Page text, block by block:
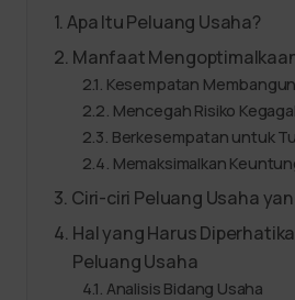
Apa Itu Peluang Usaha?
Manfaat
Kesempatan
Mencegah Risiko
Berkesempatan untuk
Memaksimalkan
Ciri-ciri Peluang Usaha
Hal yang Harus
Peluang Usaha
Analisis Bidang Usaha